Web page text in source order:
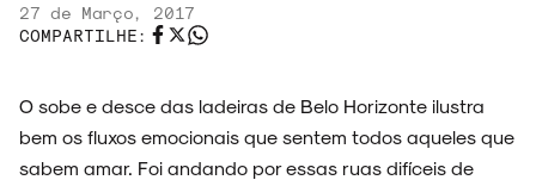
27 de Março, 2017
COMPARTILHE:
O sobe e desce das ladeiras de Belo Horizonte ilustra
bem os fluxos emocionais que sentem todos aqueles que
sabem amar. Foi andando por essas ruas difíceis de